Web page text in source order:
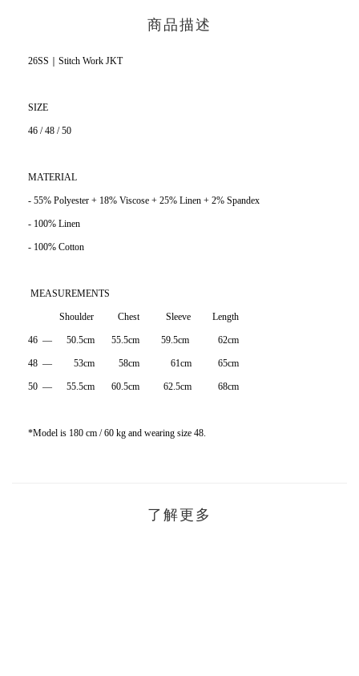
商品描述
26SS｜Stitch Work JKT
SIZE
46 / 48 / 50
MATERIAL
- 55% Polyester + 18% Viscose + 25% Linen + 2% Spandex
- 100% Linen
- 100% Cotton
MEASUREMENTS
Shoulder Chest Sleeve Length
46 — 50.5cm 55.5cm 59.5cm 62cm
48 — 53cm 58cm 61cm 65cm
50 — 55.5cm 60.5cm 62.5cm 68cm
*Model is 180 cm / 60 kg and wearing size 48.
了解更多